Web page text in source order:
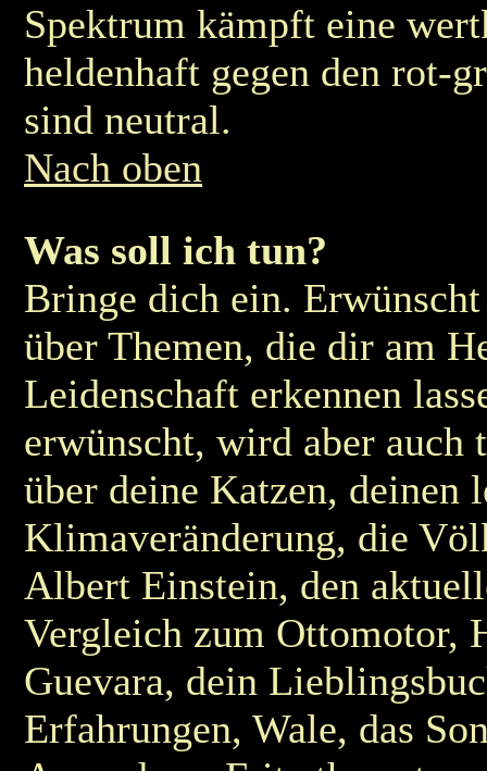
Spektrum kämpft eine
heldenhaft gegen den rot-
sind neutral.
Nach oben
Was soll ich tun?
Bringe dich ein.
über Themen, die dir am
Leidenschaft erkennen
erwünscht, wird aber
über deine Katzen, deinen
Klimaveränderung, die
Albert Einstein, den
Vergleich zum Ottomotor,
Guevara, dein
Erfahrungen, Wale, das